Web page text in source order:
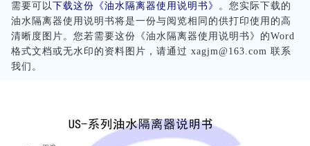
需要可以下载这份《油水隔离器使用说明书》 。您实际下载的
油水隔离器使用说明书将是一份与阅览相同的供打印使用的高
清晰度图片。您若需要这份《油水隔离器使用说明书》的Word
格式文档或无水印的资料图片，请通过 xagjm@163.com 联系
我们。